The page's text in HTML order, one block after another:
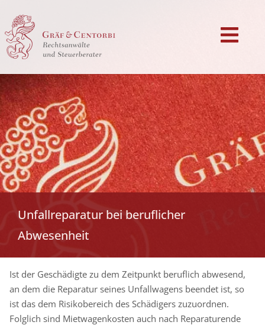
Unfallreparatur bei beruflicher
Abwesenheit
Ist der Geschädigte zu dem Zeitpunkt beruflich abwesend,
an dem die Reparatur seines Unfallwagens beendet ist, so
ist das dem Risikobereich des Schädigers zuzuordnen.
Folglich sind Mietwagenkosten auch nach Reparaturende